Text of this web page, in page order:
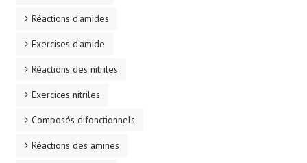
Réactions d'amides
Exercises d'amide
Réactions des nitriles
Exercices nitriles
Composés difonctionnels
Réactions des amines